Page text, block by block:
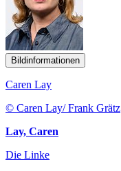
Bildinformationen
Caren Lay
© Caren Lay/ Frank Grätz
Lay, Caren
Die Linke